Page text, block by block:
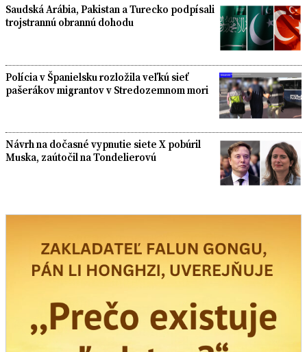
Saudská Arábia, Pakistan a Turecko podpísali
trojstrannú obrannú dohodu
Polícia v Španielsku rozložila veľkú sieť
pašerákov migrantov v Stredozemnom mori
Návrh na dočasné vypnutie siete X pobúril
Muska, zaútočil na Tondelierovú